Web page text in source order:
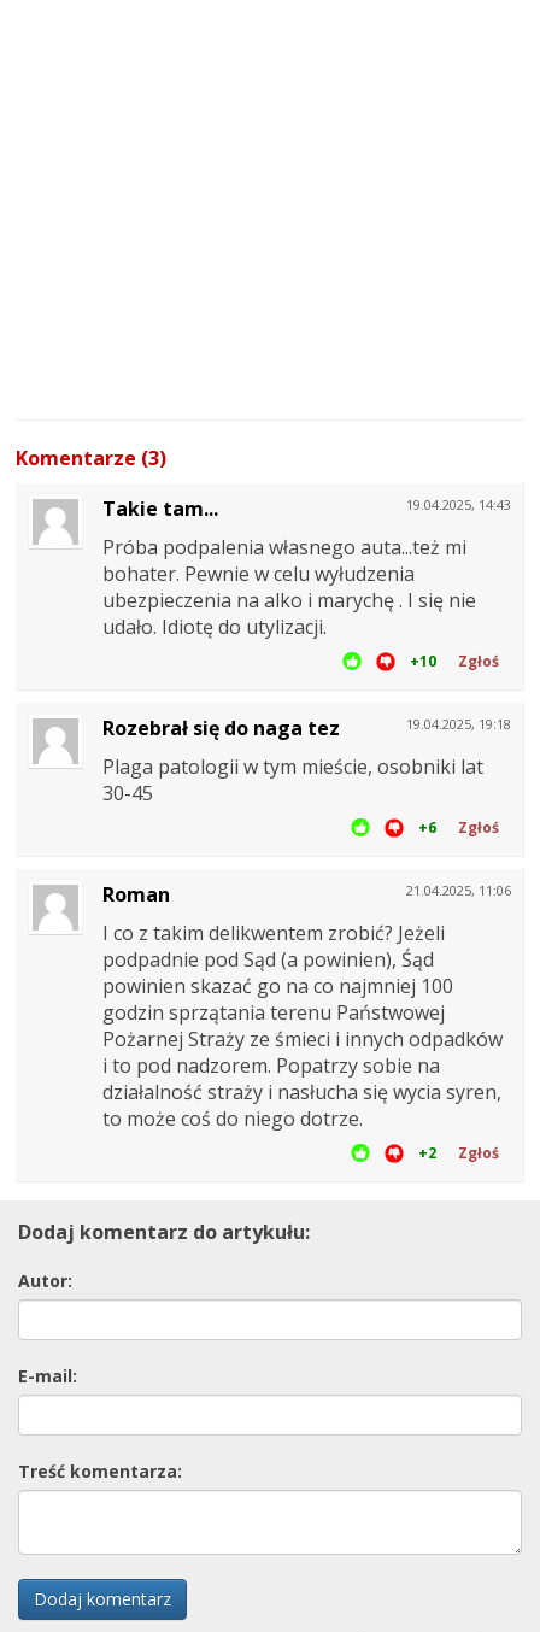
Komentarze (3)
19.04.2025, 14:43
Takie tam...
Próba podpalenia własnego auta...też mi
bohater. Pewnie w celu wyłudzenia
ubezpieczenia na alko i marychę . I się nie
udało. Idiotę do utylizacji.
+10 Zgłoś
19.04.2025, 19:18
Rozebrał się do naga tez
Plaga patologii w tym mieście, osobniki lat
30-45
+6 Zgłoś
21.04.2025, 11:06
Roman
I co z takim delikwentem zrobić? Jeżeli
podpadnie pod Sąd (a powinien), Śąd
powinien skazać go na co najmniej 100
godzin sprzątania terenu Państwowej
Pożarnej Straży ze śmieci i innych odpadków
i to pod nadzorem. Popatrzy sobie na
działalność straży i nasłucha się wycia syren,
to może coś do niego dotrze.
+2 Zgłoś
Dodaj komentarz do artykułu:
Autor:
E-mail:
Treść komentarza:
Dodaj komentarz